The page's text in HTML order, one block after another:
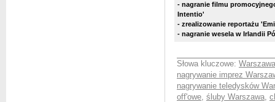
- nagranie filmu
Intentio'
- zrealizowanie reportażu
- nagranie wesela w Irlandii
Słowa kluczowe:
nagrywanie imprez
nagrywanie teledysków
off'owe, śluby Warszawa,